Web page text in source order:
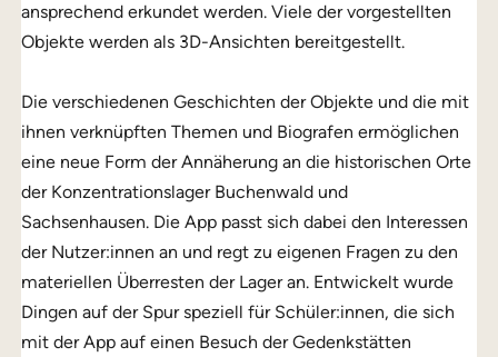
ansprechend erkundet werden. Viele der vorgestellten
Objekte werden als 3D-Ansichten bereitgestellt.
Die verschiedenen Geschichten der Objekte und die mit
ihnen verknüpften Themen und Biografen ermöglichen
eine neue Form der Annäherung an die historischen Orte
der Konzentrationslager Buchenwald und
Sachsenhausen. Die App passt sich dabei den Interessen
der Nutzer:innen an und regt zu eigenen Fragen zu den
materiellen Überresten der Lager an. Entwickelt wurde
Dingen auf der Spur speziell für Schüler:innen, die sich
mit der App auf einen Besuch der Gedenkstätten